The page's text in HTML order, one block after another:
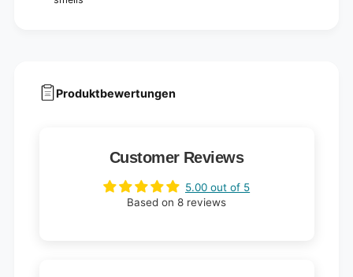
Produktbewertungen
Customer Reviews
5.00 out of 5
Based on 8 reviews